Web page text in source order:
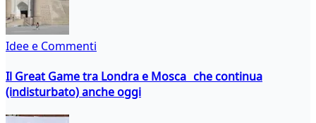
Idee e Commenti
Il Great Game tra Londra e Mosca che continua
(indisturbato) anche oggi